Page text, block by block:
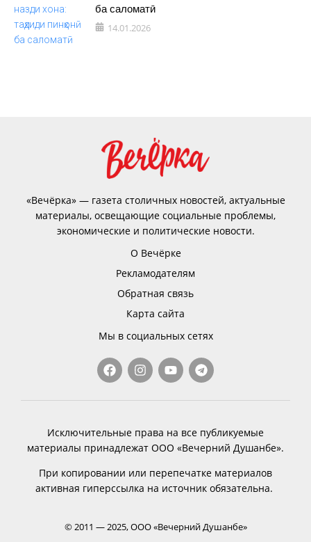
ба саломатӣ
14.01.2026
«Вечёрка» — газета столичных новостей, актуальные
материалы, освещающие социальные проблемы,
экономические и политические новости.
О Вечёрке
Рекламодателям
Обратная связь
Карта сайта
Мы в социальных сетях
Исключительные права на все публикуемые
материалы принадлежат ООО «Вечерний Душанбе».
При копировании или перепечатке материалов
активная гиперссылка на источник обязательна.
© 2011 — 2025, ООО «Вечерний Душанбе»